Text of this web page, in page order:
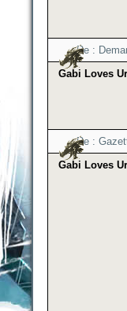
Re :
Gabi Loves
Re :
Gabi Loves